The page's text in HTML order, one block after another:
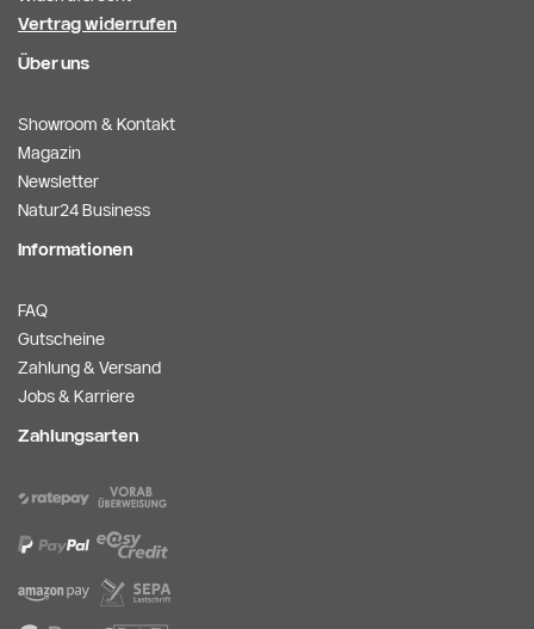
Vertrag widerrufen
Über uns
Showroom & Kontakt
Magazin
Newsletter
Natur24 Business
Informationen
FAQ
Gutscheine
Zahlung & Versand
Jobs & Karriere
Zahlungsarten